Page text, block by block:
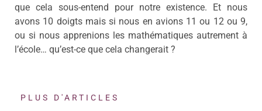
que cela sous-entend pour notre existence. Et nous
avons 10 doigts mais si nous en avions 11 ou 12 ou 9,
ou si nous apprenions les mathématiques autrement à
l’école… qu’est-ce que cela changerait ?
PLUS D'ARTICLES